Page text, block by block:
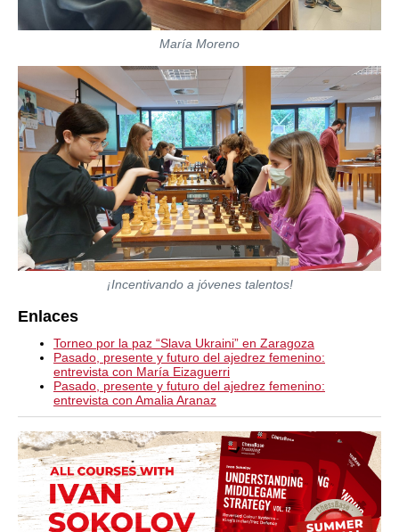
María Moreno
¡Incentivando a jóvenes talentos!
Enlaces
Torneo por la paz “Slava Ukraini” en Zaragoza
Pasado, presente y futuro del ajedrez femenino:
entrevista con María Eizaguerri
Pasado, presente y futuro del ajedrez femenino:
entrevista con Amalia Aranaz